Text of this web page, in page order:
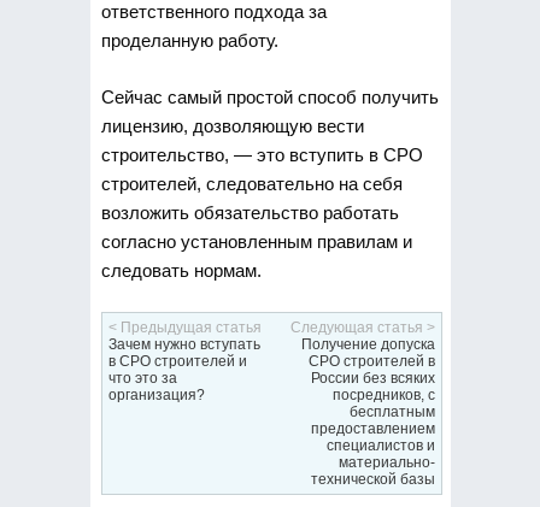
ответственного подхода за
проделанную работу.
Сейчас самый простой способ получить
лицензию, дозволяющую вести
строительство, — это вступить в СРО
строителей, следовательно на себя
возложить обязательство работать
согласно установленным правилам и
следовать нормам.
< Предыдущая статья
Зачем нужно вступать
в СРО строителей и
что это за
организация?
Следующая статья >
Получение допуска
СРО строителей в
России без всяких
посредников, с
бесплатным
предоставлением
специалистов и
материально-
технической базы